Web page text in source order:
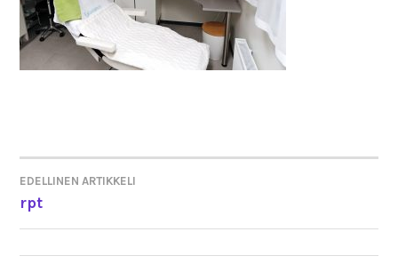
ARTIKKELIEN
SELAUS
EDELLINEN ARTIKKELI
rpt